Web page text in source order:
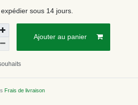
expédier sous 14 jours.
Ajouter au panier
Frais de livraison